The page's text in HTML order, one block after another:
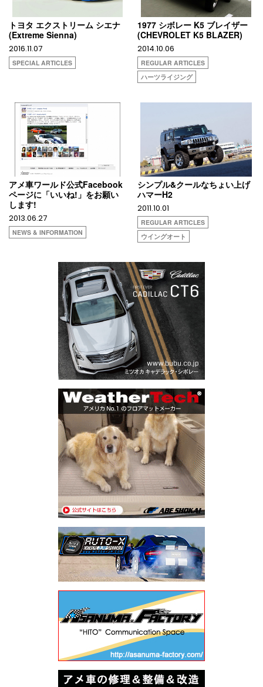
トヨタ エクストリーム シエナ
(Extreme Sienna)
2016.11.07
SPECIAL ARTICLES
1977 シボレー K5 ブレイザー
(CHEVROLET K5 BLAZER)
2014.10.06
REGULAR ARTICLES
ハーツライジング
アメ車ワールド公式Facebook
ページに「いいね!」をお願い
します!
2013.06.27
NEWS & INFORMATION
シンプル&クールなちょい上げ
ハマーH2
2011.10.01
REGULAR ARTICLES
ウイングオート